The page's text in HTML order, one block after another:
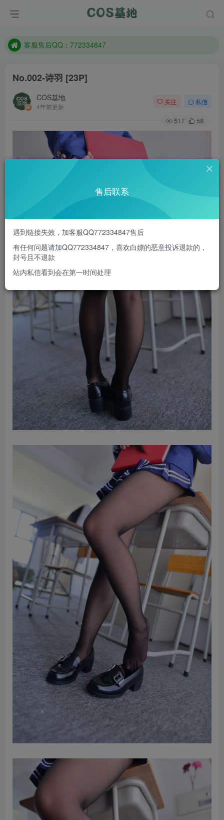
遇到任何问题加客服QQ：772334847
客服售后QQ：772334847
防失联：百度搜索《一七天佳》，实时查看最新站点。
No.002-诗羽 [23P]
COS基地
4年前更新
关注 私信
517 58
售后联系
遇到链接失效，加客服QQ772334847售后
有任何问题请加QQ772334847，喜欢白嫖的恶意投诉退款的，
封号且不退款
站内私信看到会在第一时间处理